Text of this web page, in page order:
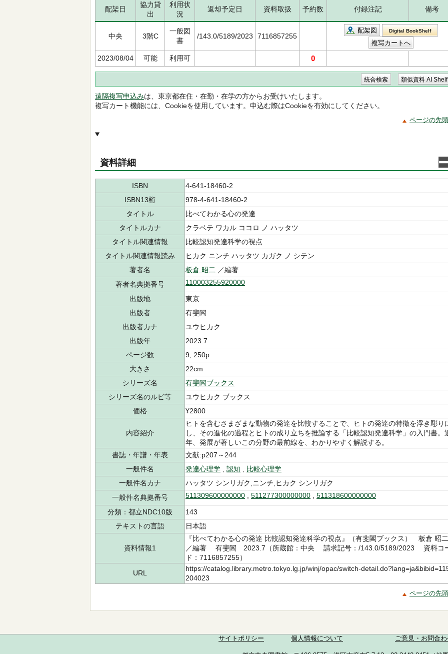
配架日
協力貸
出
利用状
況
返却予定日 資料取扱 予約数 付録注記 備考
中央 3階C
一般図
書
/143.0/5189/2023 7116857255
配架図 Digital BookShelf
2023/08/04 可能 利用可 0
遠隔複写申込みは、東京都在住・在勤・在学の方からお受けいたします。
複写カート機能には、Cookieを使用しています。申込む際はCookieを有効にしてください。
ページの先
資料詳細
ISBN
4-641-18460-2
ISBN13桁
978-4-641-18460-2
タイトル
比べてわかる心の発達
タイトルカナ
クラベテ ワカル ココロ ノ ハッタツ
タイトル関連情報
比較認知発達科学の視点
タイトル関連情報読み
ヒカク ニンチ ハッタツ カガク ノ シテン
著者名
板倉 昭二 ／編著
著者名典拠番号
110003255920000
出版地
東京
出版者
有斐閣
出版者カナ
ユウヒカク
出版年
2023.7
ページ数
9, 250p
大きさ
22cm
シリーズ名
有斐閣ブックス
シリーズ名のルビ等
ユウヒカク ブックス
価格
¥2800
内容紹介
ヒトを含むさまざまな動物の発達を比較することで、ヒトの発達の特徴を浮き彫り
し、その進化の過程とヒトの成り立ちを推論する「比較認知発達科学」の入門書。
年、発展が著しいこの分野の最前線を、わかりやすく解説する。
書誌・年譜・年表
文献:p207～244
一般件名
発達心理学 認知
比較心理学
一般件名カナ
ハッタツ シンリガク,ニンチ,ヒカク シンリガク
一般件名典拠番号
511309600000000 511277300000000 511318600000000
分類：都立NDC10版
143
テキストの言語
日本語
資料情報1
『比べてわかる心の発達 比較認知発達科学の視点』（有斐閣ブックス） 板倉 昭二
／編著 有斐閣 2023.7（所蔵館：中央 請求記号：/143.0/5189/2023 資料コ
ド：7116857255）
URL
https://catalog.library.metro.tokyo.lg.jp/winj/opac/switch-
204023
ページの先
サイトポリシー 個人情報について ご意見・お問合